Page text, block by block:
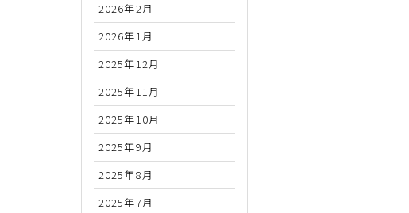
2026年2月
2026年1月
2025年12月
2025年11月
2025年10月
2025年9月
2025年8月
2025年7月